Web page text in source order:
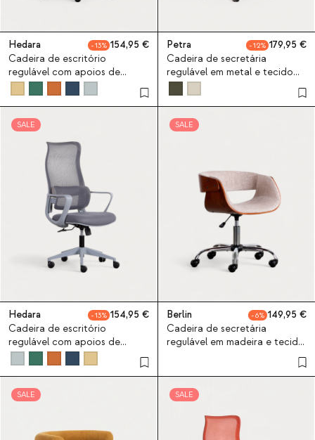
Hedara 13
154,95
Cadeira de escritório
regulável com apoios de
braços Hedara
Petra 12
179,95
Cadeira de secretária
regulável em metal e tecido
Petra
SALE
Hedara 13
154,95
Cadeira de escritório
regulável com apoios de
braços Hedara
SALE
Berlin 6
149,95
Cadeira de secretária
regulável em madeira e tecido
SALE SALE